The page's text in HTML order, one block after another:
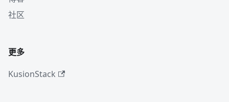
社区
更多
KusionStack